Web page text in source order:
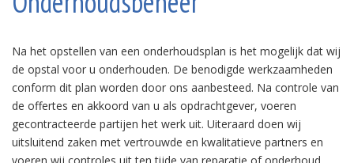
Na het opstellen van een onderhoudsplan is het mogelijk dat wij
de opstal voor u onderhouden. De benodigde werkzaamheden
conform dit plan worden door ons aanbesteed. Na controle van
de offertes en akkoord van u als opdrachtgever, voeren
gecontracteerde partijen het werk uit. Uiteraard doen wij
uitsluitend zaken met vertrouwde en kwalitatieve partners en